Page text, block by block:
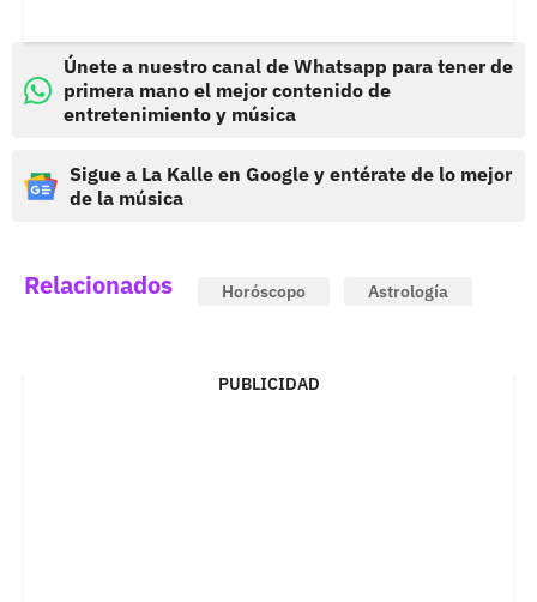
Únete a nuestro canal de Whatsapp para tener de
primera mano el mejor contenido de
entretenimiento y música
Sigue a La Kalle en Google y entérate de lo mejor
de la música
Relacionados Horóscopo Astrología
PUBLICIDAD